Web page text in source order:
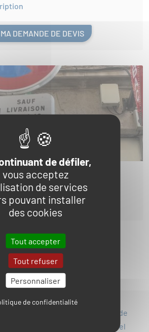
DEMANDE DE DEVIS
M
MA DEMANDE DE DEVIS
Page
1 Page courante
2
accompagner dans la gestion de
la recommandation du materiel
de défiler,
vous acceptez
de services
pouvant installer
des cookies
Tout accepter
Tout refuser
Personnaliser
de confidentialité